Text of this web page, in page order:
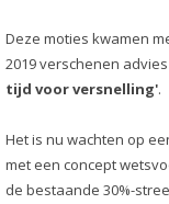
Deze moties kwamen
2019 verschenen
tijd voor versnelling'.
Het is nu wachten op
met een concept
de bestaande 30%-